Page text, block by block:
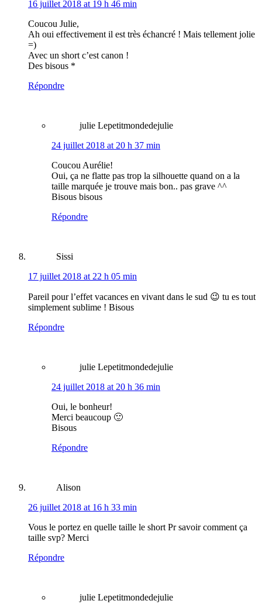
16 juillet 2018 at 19 h 46 min
Coucou Julie,
Ah oui effectivement il est très échancré ! Mais tellement jolie
=)
Avec un short c’est canon !
Des bisous *
Répondre
julie Lepetitmondedejulie
24 juillet 2018 at 20 h 37 min
Coucou Aurélie!
Oui, ça ne flatte pas trop la silhouette quand on a la
taille marquée je trouve mais bon.. pas grave ^^
Bisous bisous
Répondre
Sissi
17 juillet 2018 at 22 h 05 min
Pareil pour l’effet vacances en vivant dans le sud 😉 tu es tout
simplement sublime ! Bisous
Répondre
julie Lepetitmondedejulie
24 juillet 2018 at 20 h 36 min
Oui, le bonheur!
Merci beaucoup 🙂
Bisous
Répondre
Alison
26 juillet 2018 at 16 h 33 min
Vous le portez en quelle taille le short Pr savoir comment ça
taille svp? Merci
Répondre
julie Lepetitmondedejulie